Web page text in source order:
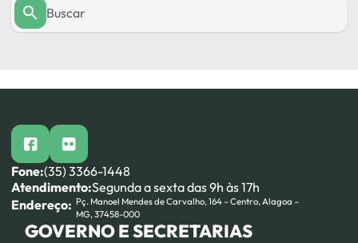
facebookflickr
Fone:(35) 3366-1448
Atendimento:Segunda a sexta das 9h às 17h
Endereço: Pç. Manoel Mendes de Carvalho, 164 – Centro, Alagoa –
MG, 37458-000
GOVERNO E SECRETARIAS